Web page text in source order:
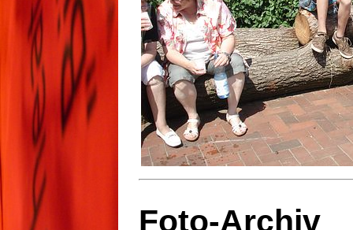
Foto-Archiv